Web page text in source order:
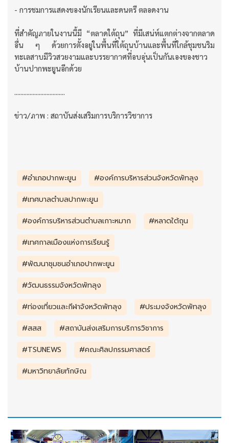
- การชมการแสดงของนักเรียนและดนตรี ตลอดงาน
ที่สำคัญภายในงานนี้มี “ตลาดใต้ถุน” ที่มีเสน่ห์แตกต่างจากตลาด
อื่น ๆ ด้วยการตั้งอยู่ในพื้นที่ใต้ถุนบ้านและพื้นที่ใกล้ชุมชนริม
ทะเลสาบมีวิวสวยงามและบรรยากาศที่อบอุ่นเป็นกันเองของชาว
บ้านปากพะยูนอีกด้วย
.................................
ข่าว/ภาพ : สถาบันส่งเสริมการบริการวิชาการ
#อำเภอปากพะยูน
#องค์การบริหารส่วนจังหวัดพัทลุง
#เทศบาลตำบลปากพะยูน
#องค์การบริหารส่วนตำบลเกาะหมาก
#หลาดใต้ถุน
#เทศกาลเมืองแห่งการเรียนรู้
#พัฒนาชุมชนอำเภอปากพะยูน
#วัฒนธรรมจังหวัดพัทลุง
#ท่องเที่ยวและกีฬาจังหวัดพัทลุง
#ประมงจังหวัดพัทลุง
#สสส
#สถาบันส่งเสริมการบริการวิชาการ
#TSUNEWS
#คณะศิลปกรรมศาสตร์
#มหาวิทยาลัยทักษิณ